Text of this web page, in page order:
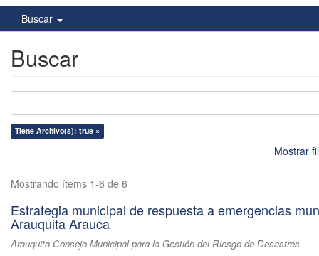
Buscar
Buscar
Tiene Archivo(s): true ×
Mostrar
Mostrando ítems 1-6 de 6
Estrategia municipal de respuesta a emergencias
Arauquita Arauca
Arauquita Consejo Municipal para la Gestión del Riesgo de Desastres